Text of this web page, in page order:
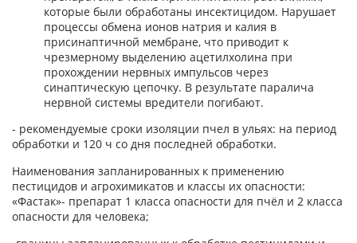
которые были обработаны инсектицидом. Нарушает
процессы обмена ионов натрия и калия в
присинаптичной мембране, что приводит к
чрезмерному выделению ацетилхолина при
прохождении нервных импульсов через
синаптическую цепочку. В результате паралича
нервной системы вредители погибают.
- рекомендуемые сроки изоляции пчел в ульях: на период
обработки и 120 ч со дня последней обработки.
Наименования запланированных к применению
пестицидов и агрохимикатов и классы их опасности:
«Фастак»- препарат 1 класса опасности для пчёл и 2 класса
опасности для человека;